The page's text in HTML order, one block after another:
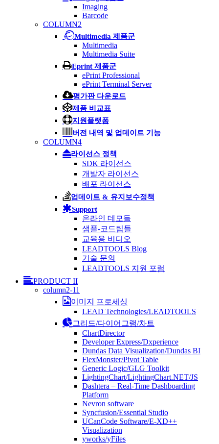
Imaging
Barcode
COLUMN2
Multimedia 제품군
Multimedia
Multimedia Suite
Eprint 제품군
ePrint Professional
ePrint Terminal Server
평가판 다운로드
제품 비교표
지원플랫폼
버전 내역 및 업데이트 기능
COLUMN4
라이선스 정책
SDK 라이선스
개발자 라이선스
배포 라이선스
업데이트 & 유지보수정책
Support
온라인 데모들
샘플-코드팁들
교육용 비디오
LEADTOOLS Blog
기술 문의
LEADTOOLS 지원 포럼
PRODUCT II
column2-11
이미지 프로세싱
LEAD Technologies/LEADTOOLS
그리드/다이어그램/차트
ChartDirector
Developer Express/Dxperience
Dundas Data Visualization/Dundas BI
FlexMonster/Pivot Table
Generic Logic/GLG Toolkit
LightingChart/LightingChart.NET/JS
Dashtera – Real-Time Dashboarding
Platform
Nevron software
Syncfusion/Essential Studio
UCanCode Software/E-XD++
Visualization
yworks/yFiles